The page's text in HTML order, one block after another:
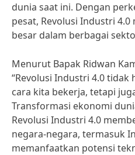
dunia saat ini. Dengan
pesat, Revolusi Industri
besar dalam berbagai
Menurut Bapak Ridwan
“Revolusi Industri 4.0 tidak
cara kita bekerja, tetapi
Transformasi ekonomi
Revolusi Industri 4.0
negara-negara, termasuk
memanfaatkan potensi